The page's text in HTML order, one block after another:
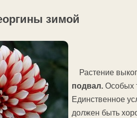
зимой
Растение
подвал. Особых
Единственное
должен быть